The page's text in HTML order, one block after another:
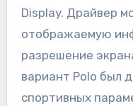
Display. Драйвер
отображаемую
разрешение
вариант Polo был
спортивных